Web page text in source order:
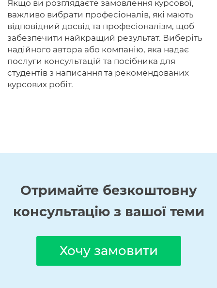
Якщо ви розглядаєте замовлення курсової,
важливо вибрати професіоналів, які мають
відповідний досвід та професіоналізм, щоб
забезпечити найкращий результат. Виберіть
надійного автора або компанію, яка надає
послуги консультацій та посібника для
студентів з написання та рекомендованих
курсових робіт.
Отримайте безкоштовну
консультацію з вашої теми
Хочу замовити